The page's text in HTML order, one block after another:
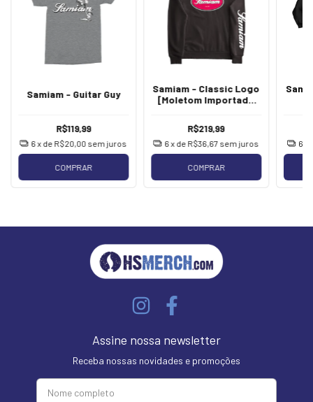
Samiam - Guitar Guy
R$119,99
6x de R$20,00 sem juros
COMPRAR
Samiam - Classic Logo
[Moletom Importado
R$219,99
6 x de R$36,67 sem juros
COMPRAR
6
Assine nossa newsletter
Receba nossas novidades e promoções